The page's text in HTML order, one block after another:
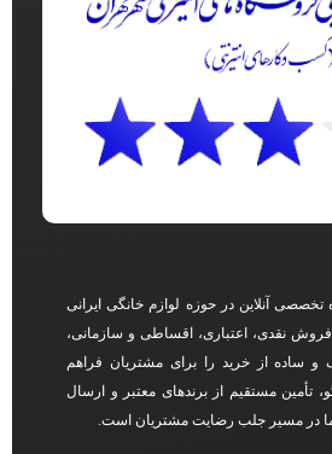
آنلاین در حوزه لوازم خانگی ایرانی
فروش نقدی، اعتباری، اقساطی و سازمانی،
ساده از خرید را برای مشتریان فراهم
تأمین مستقیم از برندهای معتبر و ارسال
در مسیر جلب رضایت مشتریان است.